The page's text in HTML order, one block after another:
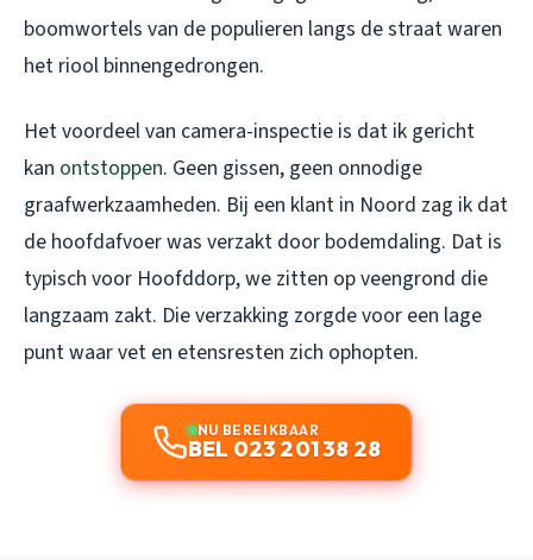
boomwortels van de populieren langs de straat waren
het riool binnengedrongen.
Het voordeel van camera-inspectie is dat ik gericht
kan ontstoppen. Geen gissen, geen onnodige
graafwerkzaamheden. Bij een klant in Noord zag ik dat
de hoofdafvoer was verzakt door bodemdaling. Dat is
typisch voor Hoofddorp, we zitten op veengrond die
langzaam zakt. Die verzakking zorgde voor een lage
punt waar vet en etensresten zich ophopten.
NU BEREIKBAAR
BEL 023 201 38 28